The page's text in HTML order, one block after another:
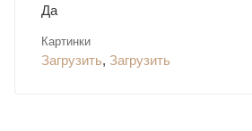
Да
Картинки
Загрузить, Загрузить